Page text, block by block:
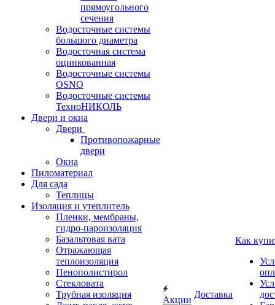
прямоугольного
сечения
Водосточные системы
большого диаметра
Водосточная система
оцинкованная
Водосточные системы
OSNO
Водосточные системы
ТехноНИКОЛЬ
Двери и окна
Двери
Противопожарные
двери
Окна
Пиломатериал
Для сада
Теплицы
Изоляция и утеплитель
Пленки, мембраны,
гидро-пароизоляция
Базальтовая вата
Отражающая
теплоизоляция
Пенополистирол
Стекловата
Трубная изоляция
Акции
Доставка
Как